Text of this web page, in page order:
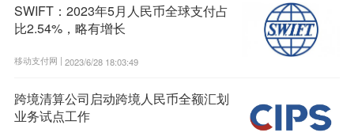
SWIFT：2023年5月人民币全球支付占
比2.54%，略有增长
移动支付网 | 2023/6/28 18:03:49
跨境清算公司启动跨境人民币全额汇划
业务试点工作